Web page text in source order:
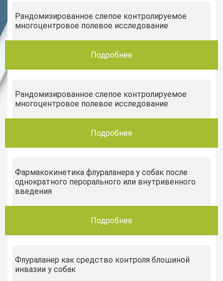
Рандомизированное слепое контролируемое
многоцентровое полевое исследование
Подробнее
Рандомизированное слепое контролируемое
многоцентровое полевое исследование
Подробнее
Фармакокинетика флураланера у собак после
однократного перорального или внутривенного
введения
Подробнее
Флураланер как средство контроля блошиной
инвазии у собак